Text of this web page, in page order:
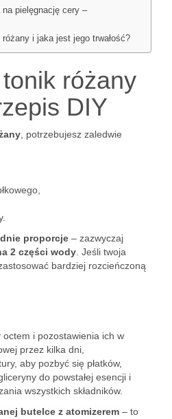
pielęgnację cery –
i jaka jest jego trwałość?
różany
DIY
, potrzebujesz zaledwie
proporcje – zazwyczaj
2 części wody . Jeśli twoja
bardziej rozcieńczoną
octem i pozostawienia ich w
przez kilka dni,
aby pozbyć się płatków,
do powstałej esencji i
wszystkich składników.
butelce z atomizerem – to